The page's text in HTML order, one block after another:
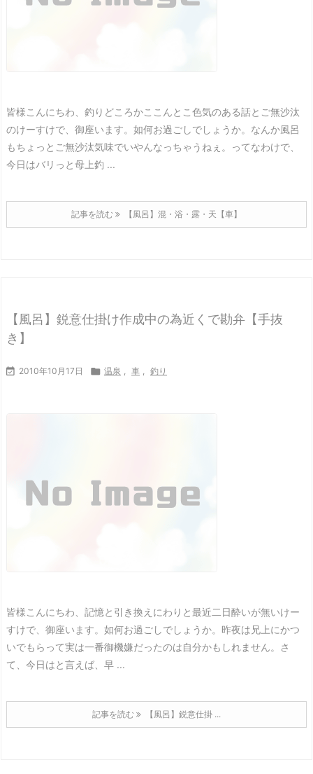
皆様こんにちわ、釣りどころかここんとこ色気のある話とご無沙汰
のけーすけで、御座います。 如何お過ごしでしょうか。 なんか風呂
もちょっとご無沙汰気味でいやんなっちゃうねぇ。
ってなわけで、
今日はバリっと母上釣 ...
記事を読む 【風呂】混・浴・露・天【車】
【風呂】鋭意仕掛け作成中の為近くで勘弁【手抜
き】
 2010年10月17日  温泉 , 車 , 釣り
皆様こんにちわ、記憶と引き換えにわりと最近二日酔いが無いけー
すけで、御座います。 如何お過ごしでしょうか。 昨夜は兄上にかつ
いでもらって実は一番御機嫌だったのは自分かもしれません。
さ
て、今日はと言えば、早 ...
記事を読む 【風呂】鋭意仕掛 ...